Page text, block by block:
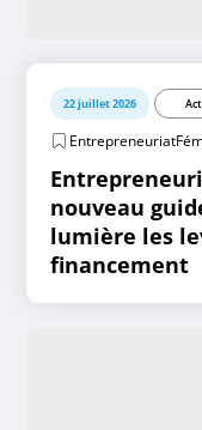
22 juillet 2026
nouveau
lumière les
financement